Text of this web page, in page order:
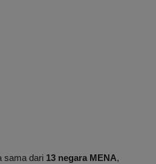
sama dari 13 negara MENA,